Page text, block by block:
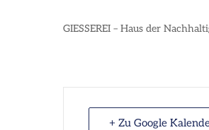
GIESSEREI – Haus der
+ Zu Google